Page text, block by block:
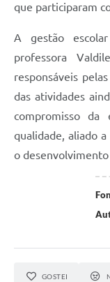
que participaram
A gestão
professora
responsáveis
das atividades
compromisso
qualidade, aliado
o desenvolvimento
GOSTEI